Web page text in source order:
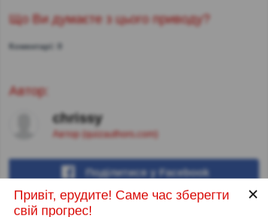
Що Ви думаєте з цього приводу?
Коментарі: 0
Автор:
chrissy
Автор (quizauthors.com)
Поділитися у Facebook
✕
Привіт, ерудите! Саме час зберегти
свій прогрес!